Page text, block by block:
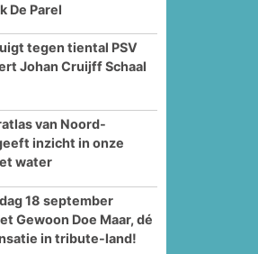
De Parel
tegen tiental PSV
Johan Cruijff Schaal
van Noord-
inzicht in onze
water
18 september
Gewoon Doe Maar, dé
in tribute-land!